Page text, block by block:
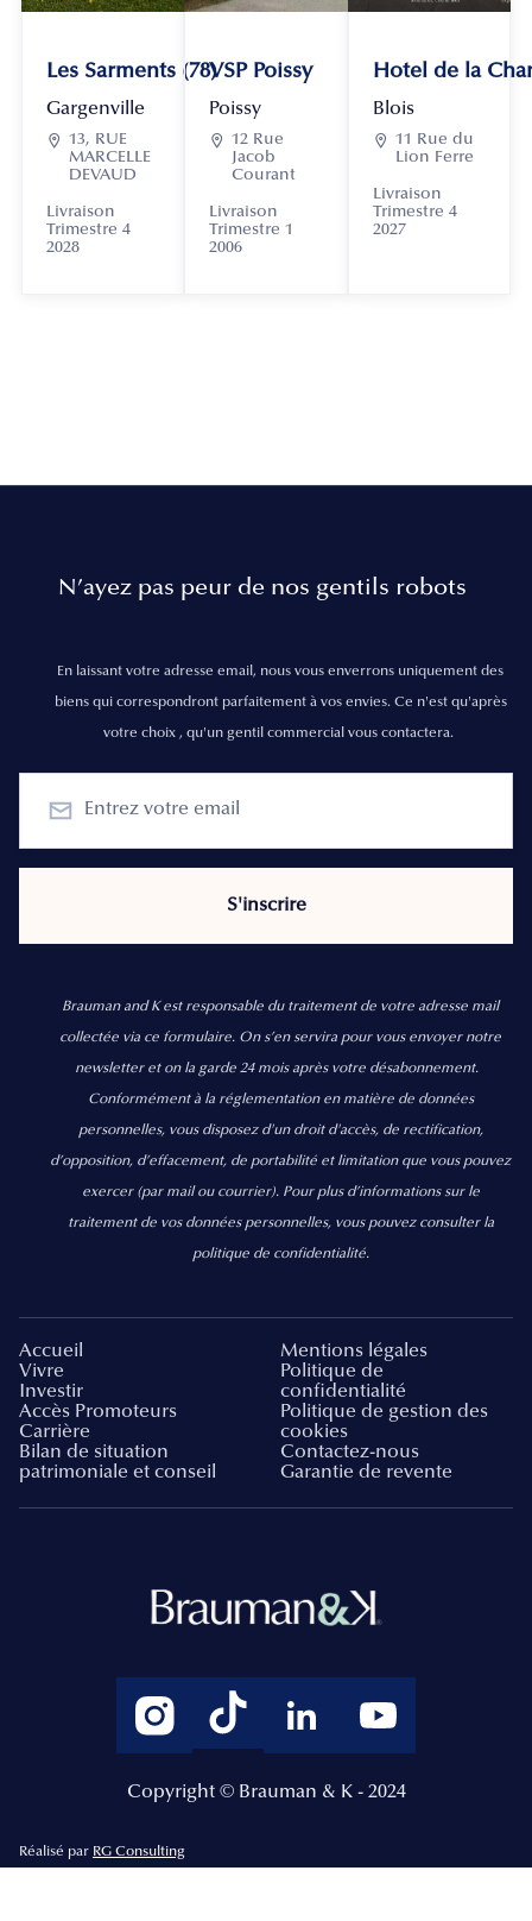
Les Sarments (78)
Gargenville
 13, RUE
MARCELLE
DEVAUD
Livraison
Trimestre 4
2028
VSP Poissy
Poissy
 12 Rue
Jacob
Courant
Livraison
Trimestre 1
2006
Hotel de la
Blois
 11 Rue du
Lion Ferre
Livraison
Trimestre 4
2027
N’ayez pas peur de nos gentils robots
En laissant votre adresse email, nous vous enverrons uniquement des
biens qui correspondront parfaitement à vos envies. Ce n'est qu'après
votre choix , qu'un gentil commercial vous contactera.
Brauman and K est responsable du traitement de votre adresse mail
collectée via ce formulaire. On s’en servira pour vous envoyer notre
newsletter et on la garde 24 mois après votre désabonnement.
Conformément à la réglementation en matière de données
personnelles, vous disposez d'un droit d'accès, de rectification,
d’opposition, d’effacement, de portabilité et limitation que vous pouvez
exercer (par mail ou courrier). Pour plus d’informations sur le
traitement de vos données personnelles, vous pouvez consulter la
politique de confidentialité.
Accueil
Vivre
Investir
Accès Promoteurs
Carrière
Bilan de situation
patrimoniale et conseil
Mentions légales
Politique de
confidentialité
Politique de gestion des
cookies
Contactez-nous
Garantie de revente
Copyright © Brauman & K - 2024
Réalisé par RG Consulting